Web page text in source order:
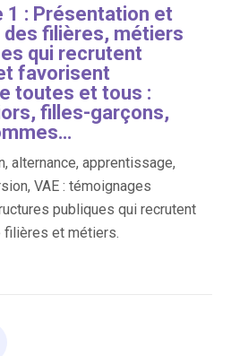
1 : Présentation et
filières, métiers
qui recrutent
favorisent
toutes et tous :
filles-garçons,
alternance, apprentissage,
VAE : témoignages
publiques qui recrutent
filières et métiers.